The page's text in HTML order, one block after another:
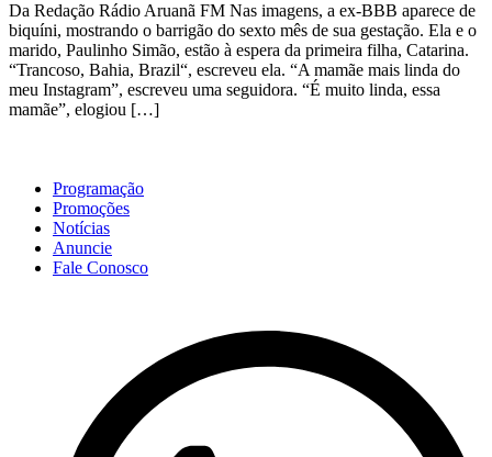
Da Redação Rádio Aruanã FM Nas imagens, a ex-BBB aparece de
biquíni, mostrando o barrigão do sexto mês de sua gestação. Ela e o
marido, Paulinho Simão, estão à espera da primeira filha, Catarina.
“Trancoso, Bahia, Brazil“, escreveu ela. “A mamãe mais linda do
meu Instagram”, escreveu uma seguidora. “É muito linda, essa
mamãe”, elogiou […]
Programação
Promoções
Notícias
Anuncie
Fale Conosco